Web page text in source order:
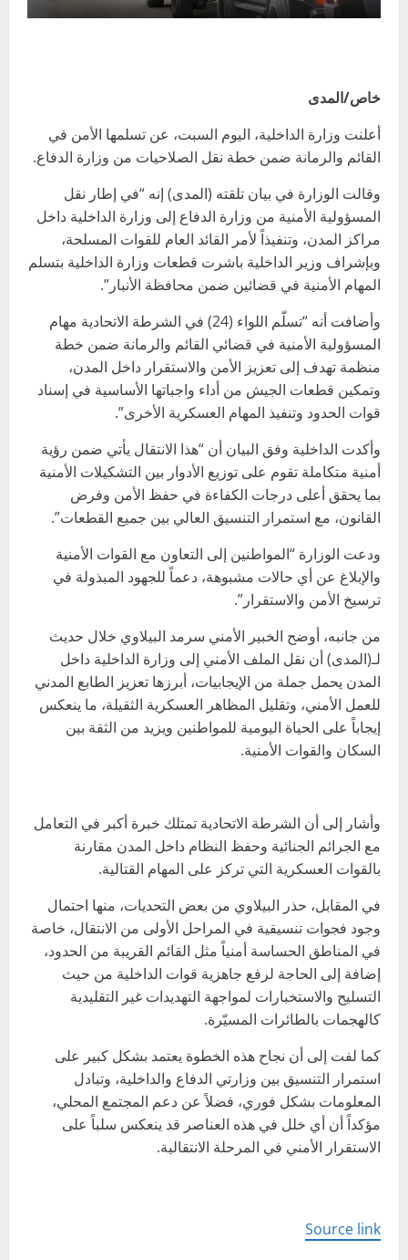
خاص/المدى
أعلنت وزارة الداخلية، اليوم السبت، عن تسلمها الأمن في
القائم والرمانة ضمن خطة نقل الصلاحيات من وزارة الدفاع.
وقالت الوزارة في بيان تلقته (المدى) إنه “في إطار نقل
المسؤولية الأمنية من وزارة الدفاع إلى وزارة الداخلية داخل
مراكز المدن، وتنفيذاً لأمر القائد العام للقوات المسلحة،
وبإشراف وزير الداخلية باشرت قطعات وزارة الداخلية بتسلم
المهام الأمنية في قضائين ضمن محافظة الأنبار”.
وأضافت أنه “تسلّم اللواء (24) في الشرطة الاتحادية مهام
المسؤولية الأمنية في قضائي القائم والرمانة ضمن خطة
منظمة تهدف إلى تعزيز الأمن والاستقرار داخل المدن،
وتمكين قطعات الجيش من أداء واجباتها الأساسية في إسناد
قوات الحدود وتنفيذ المهام العسكرية الأخرى”.
وأكدت الداخلية وفق البيان أن “هذا الانتقال يأتي ضمن رؤية
أمنية متكاملة تقوم على توزيع الأدوار بين التشكيلات الأمنية
بما يحقق أعلى درجات الكفاءة في حفظ الأمن وفرض
القانون، مع استمرار التنسيق العالي بين جميع القطعات”.
ودعت الوزارة “المواطنين إلى التعاون مع القوات الأمنية
والإبلاغ عن أي حالات مشبوهة، دعماً للجهود المبذولة في
ترسيخ الأمن والاستقرار”.
من جانبه، أوضح الخبير الأمني سرمد البيلاوي خلال حديث
لـ(المدى) أن نقل الملف الأمني إلى وزارة الداخلية داخل
المدن يحمل جملة من الإيجابيات، أبرزها تعزيز الطابع المدني
للعمل الأمني، وتقليل المظاهر العسكرية الثقيلة، ما ينعكس
إيجاباً على الحياة اليومية للمواطنين ويزيد من الثقة بين
السكان والقوات الأمنية.
وأشار إلى أن الشرطة الاتحادية تمتلك خبرة أكبر في التعامل
مع الجرائم الجنائية وحفظ النظام داخل المدن مقارنة
بالقوات العسكرية التي تركز على المهام القتالية.
في المقابل، حذر البيلاوي من بعض التحديات، منها احتمال
وجود فجوات تنسيقية في المراحل الأولى من الانتقال، خاصة
في المناطق الحساسة أمنياً مثل القائم القريبة من الحدود،
إضافة إلى الحاجة لرفع جاهزية قوات الداخلية من حيث
التسليح والاستخبارات لمواجهة التهديدات غير التقليدية
كالهجمات بالطائرات المسيّرة.
كما لفت إلى أن نجاح هذه الخطوة يعتمد بشكل كبير على
استمرار التنسيق بين وزارتي الدفاع والداخلية، وتبادل
المعلومات بشكل فوري، فضلاً عن دعم المجتمع المحلي،
مؤكداً أن أي خلل في هذه العناصر قد ينعكس سلباً على
الاستقرار الأمني في المرحلة الانتقالية.
Source link